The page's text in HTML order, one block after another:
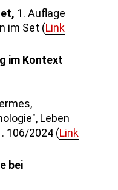
1. Auflage
im Set (Link
im Kontext
Leben
106/2024 (Link
bei